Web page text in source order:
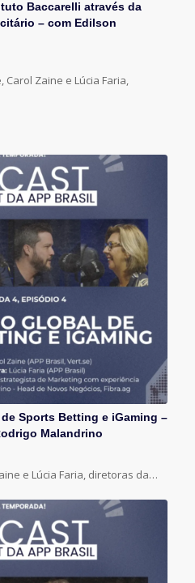
Baccarelli através da
– com Edilson
Zaine e Lúcia Faria,
Sports Betting e iGaming –
Malandrino
e Lúcia Faria, diretoras da…